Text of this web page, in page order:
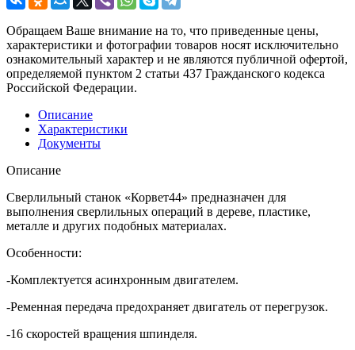
Обращаем Ваше внимание на то, что приведенные цены,
характеристики и фотографии товаров носят исключительно
ознакомительный характер и не являются публичной офертой,
определяемой пунктом 2 статьи 437 Гражданского кодекса
Российской Федерации.
Описание
Характеристики
Документы
Описание
Сверлильный станок «Корвет44» предназначен для
выполнения сверлильных операций в дереве, пластике,
металле и других подобных материалах.
Особенности:
-Комплектуется асинхронным двигателем.
-Ременная передача предохраняет двигатель от перегрузок.
-16 скоростей вращения шпинделя.